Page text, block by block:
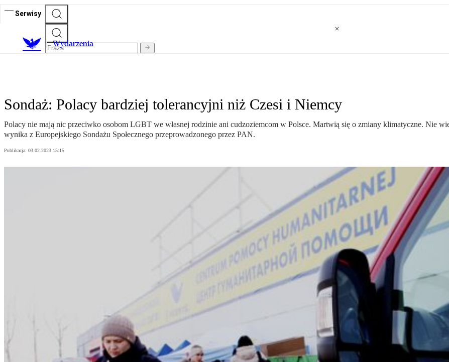
Serwisy
Wydarzenia
Sondaż: Polacy bardziej tolerancyjni niż Czesi i Niemcy
Polacy nie mają nic przeciwko osobom LGBT we własnej rodzinie ani cudzoziemcom w Polsce. Martwią się o zmiany klimatyczne. Nie
wynika z Europejskiego Sondażu Społecznego przeprowadzonego przez PAN.
Publikacja: 03.02.2023 15:15